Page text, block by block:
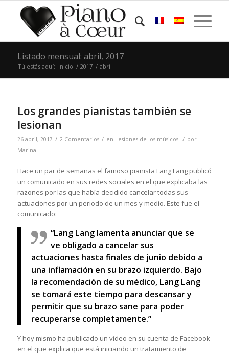
Listado mensual: abril, 2017
Tú estás aquí: Inicio / 2017 / abril
Los grandes pianistas también se
lesionan
26 abril, 2017 / 2 Comentarios / en Lesiones de los músicos / por
Marina
Hace un par de semanas el famoso pianista Lang Lang publicó
un comunicado en sus redes sociales en el que explicaba las
razones por las que había decidido cancelar todas sus
actuaciones por un periodo de un mes y medio. Este fue el
comunicado:
“Lang Lang lamenta anunciar que se
ve obligado a cancelar sus
actuaciones hasta finales de junio debido a
una inflamación en su brazo izquierdo. Bajo
la recomendación de su médico, Lang Lang
se tomará este tiempo para descansar y
permitir que su brazo sane para poder
recuperarse completamente.”
Y hoy mismo ha publicado un video en su cuenta de Facebook
en el que explica que está iniciando un tratamiento de